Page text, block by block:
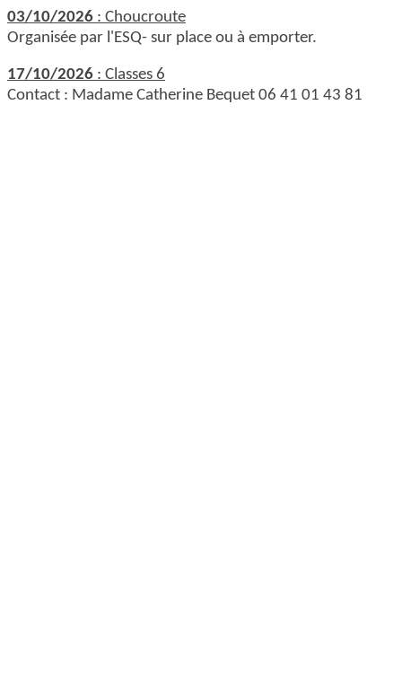
03/10/2026 : Choucroute
Organisée par l'ESQ- sur place ou à emporter.
17/10/2026 : Classes 6
Contact : Madame Catherine Bequet 06 41 01 43 81